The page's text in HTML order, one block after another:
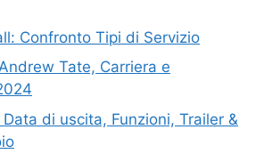
Confronto Tipi di Servizio
Tate, Carriera e
di uscita, Funzioni, Trailer &